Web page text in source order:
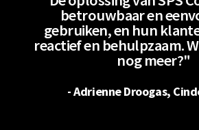
betrouwbaar en
gebruiken, en hun
reactief en behulpzaam.
nog meer?"
- Adrienne Droogas,